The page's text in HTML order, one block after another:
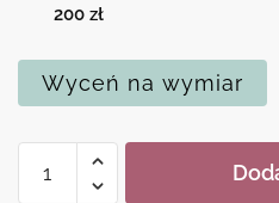
200 zł
Wyceń na wymiar
Naklejka